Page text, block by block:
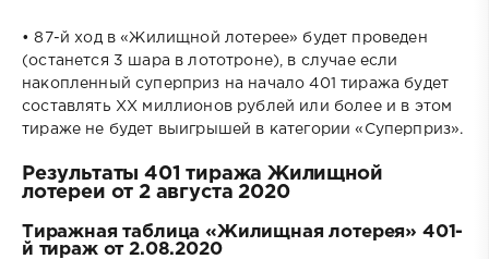
• 87-й ход в «Жилищной лотерее» будет проведен
(останется 3 шара в лототроне), в случае если
накопленный суперприз на начало 401 тиража будет
составлять XX миллионов рублей или более и в этом
тираже не будет выигрышей в категории «Суперприз».
Результаты 401 тиража Жилищной
лотереи от 2 августа 2020
Тиражная таблица «Жилищная лотерея» 401-
й тираж от 2.08.2020